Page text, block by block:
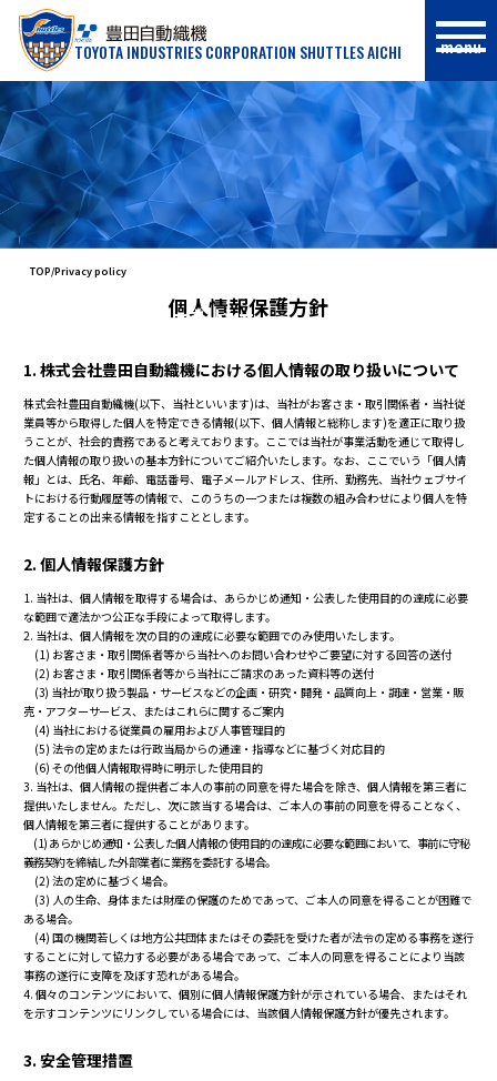
TOYOTA INDUSTRIES CORPORATION SHUTTLES AICHI menu
PRIVACY POLICY
プライバシーポリシー
TOP Privacy policy
個人情報保護方針
1. 株式会社豊田自動織機における個人情報の取り扱いについて
株式会社豊田自動織機(以下、当社といいます)は、当社がお客さま・取引関係者・当社従
業員等から取得した個人を特定できる情報(以下、個人情報と総称します)を適正に取り扱
うことが、社会的責務であると考えております。ここでは当社が事業活動を通じて取得し
た個人情報の取り扱いの基本方針についてご紹介いたします。なお、ここでいう「個人情
報」とは、氏名、年齢、電話番号、電子メールアドレス、住所、勤務先、当社ウェブサイ
トにおける行動履歴等の情報で、このうちの一つまたは複数の組み合わせにより個人を特
定することの出来る情報を指すこととします。
2. 個人情報保護方針
1. 当社は、個人情報を取得する場合は、あらかじめ通知・公表した使用目的の達成に必要
な範囲で適法かつ公正な手段によって取得します。
2. 当社は、個人情報を次の目的の達成に必要な範囲でのみ使用いたします。
(1) お客さま・取引関係者等から当社へのお問い合わせやご要望に対する回答の送付
(2) お客さま・取引関係者等から当社にご請求のあった資料等の送付
(3) 当社が取り扱う製品・サービスなどの企画・研究・開発・品質向上・調達・営業・販
売・アフターサービス、またはこれらに関するご案内
(4) 当社における従業員の雇用および人事管理目的
(5) 法令の定めまたは行政当局からの通達・指導などに基づく対応目的
(6) その他個人情報取得時に明示した使用目的
3. 当社は、個人情報の提供者ご本人の事前の同意を得た場合を除き、個人情報を第三者に
提供いたしません。ただし、次に該当する場合は、ご本人の事前の同意を得ることなく、
個人情報を第三者に提供することがあります。
(1) あらかじめ通知・公表した個人情報の使用目的の達成に必要な範囲において、事前に守秘
義務契約を締結した外部業者に業務を委託する場合。
(2) 法の定めに基づく場合。
(3) 人の生命、身体または財産の保護のためであって、ご本人の同意を得ることが困難で
ある場合。
(4) 国の機関若しくは地方公共団体またはその委託を受けた者が法令の定める事務を遂行
することに対して協力する必要がある場合であって、ご本人の同意を得ることにより当該
事務の遂行に支障を及ぼす恐れがある場合。
4. 個々のコンテンツにおいて、個別に個人情報保護方針が示されている場合、またはそれ
を示すコンテンツにリンクしている場合には、当該個人情報保護方針が優先されます。
3. 安全管理措置